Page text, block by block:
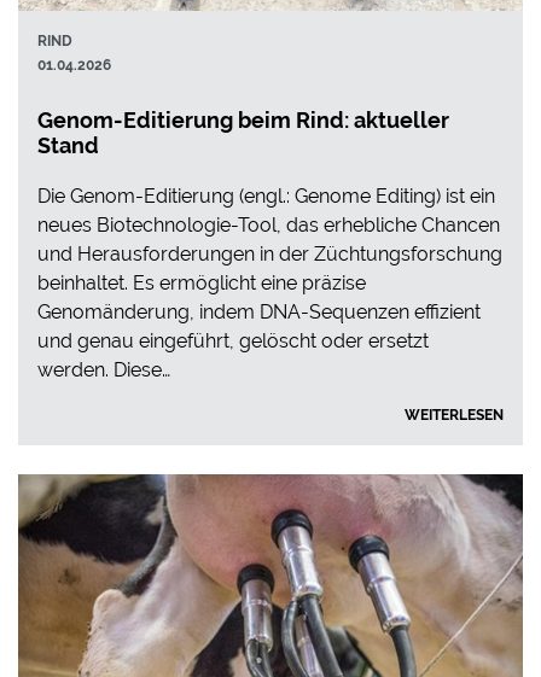
RIND
01.04.2026
Genom-Editierung beim Rind: aktueller
Stand
Die Genom-Editierung (engl.: Genome Editing) ist ein
neues Biotechnologie-Tool, das erhebliche Chancen
und Herausforderungen in der Züchtungsforschung
beinhaltet. Es ermöglicht eine präzise
Genomänderung, indem DNA-Sequenzen effizient
und genau eingeführt, gelöscht oder ersetzt
werden. Diese…
WEITERLESEN